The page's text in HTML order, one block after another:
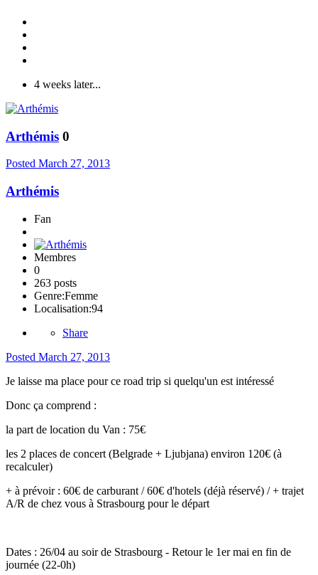
4 weeks later...
Arthémis 0
Posted March 27, 2013
Arthémis
Fan
Membres
0
263 posts
Genre:Femme
Localisation:94
Share
Posted March 27, 2013
Je laisse ma place pour ce road trip si quelqu'un est intéressé
Donc ça comprend :
la part de location du Van : 75€
les 2 places de concert (Belgrade + Ljubjana) environ 120€ (à
recalculer)
+ à prévoir : 60€ de carburant / 60€ d'hotels (déjà réservé) / + trajet
A/R de chez vous à Strasbourg pour le départ
Dates : 26/04 au soir de Strasbourg - Retour le 1er mai en fin de
journée (22-0h)